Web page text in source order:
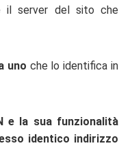
il server del sito che
uno che lo identifica in
e la sua funzionalità
identico indirizzo